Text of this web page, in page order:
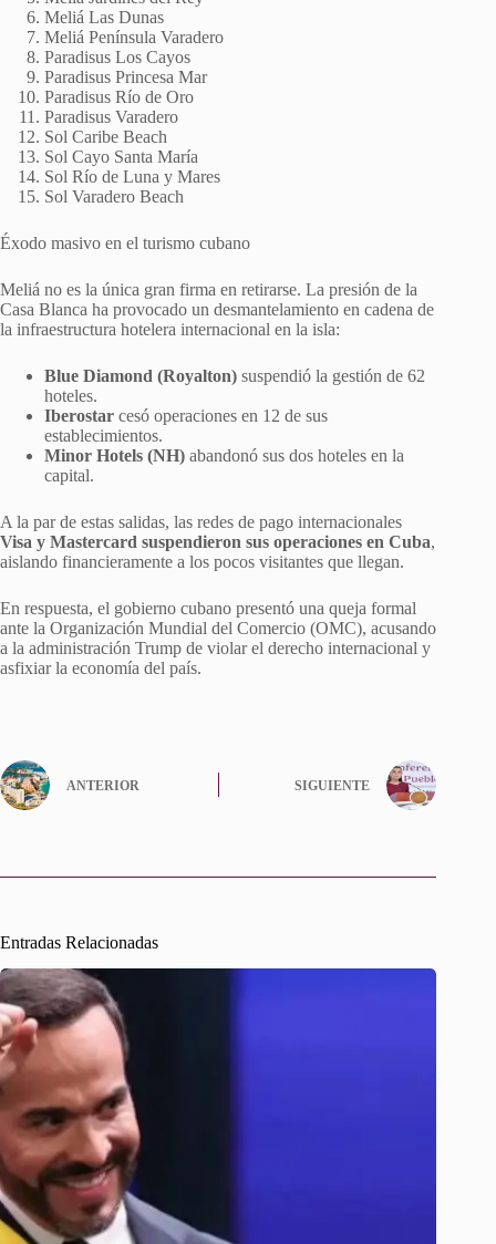
Meliá Las Dunas
Meliá Península Varadero
Paradisus Los Cayos
Paradisus Princesa Mar
Paradisus Río de Oro
Paradisus Varadero
Sol Caribe Beach
Sol Cayo Santa María
Sol Río de Luna y Mares
Sol Varadero Beach
Éxodo masivo en el turismo cubano
Meliá no es la única gran firma en retirarse. La presión de la
Casa Blanca ha provocado un desmantelamiento en cadena de
la infraestructura hotelera internacional en la isla:
Blue Diamond (Royalton) suspendió la gestión de 62
hoteles.
Iberostar cesó operaciones en 12 de sus
establecimientos.
Minor Hotels (NH) abandonó sus dos hoteles en la
capital.
A la par de estas salidas, las redes de pago internacionales
Visa y Mastercard suspendieron sus operaciones en Cuba,
aislando financieramente a los pocos visitantes que llegan.
En respuesta, el gobierno cubano presentó una queja formal
ante la Organización Mundial del Comercio (OMC), acusando
a la administración Trump de violar el derecho internacional y
asfixiar la economía del país.
ANTERIOR SIGUIENTE
Entradas Relacionadas